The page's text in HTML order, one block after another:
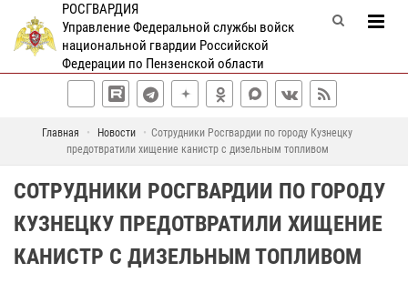
РОСГВАРДИЯ
Управление Федеральной службы войск
национальной гвардии Российской
Федерации по Пензенской области
Главная Новости
Сотрудники Росгвардии по городу Кузнецку
предотвратили хищение канистр с дизельным топливом
СОТРУДНИКИ РОСГВАРДИИ ПО ГОРОДУ
КУЗНЕЦКУ ПРЕДОТВРАТИЛИ ХИЩЕНИЕ
КАНИСТР С ДИЗЕЛЬНЫМ ТОПЛИВОМ